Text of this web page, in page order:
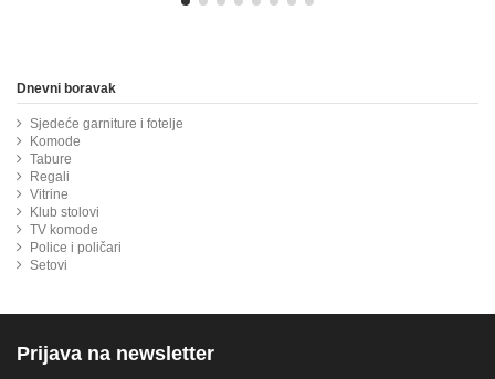
Dnevni boravak
Sjedeće garniture i fotelje
Komode
Tabure
Regali
Vitrine
Klub stolovi
TV komode
Police i poličari
Setovi
Prijava na newsletter